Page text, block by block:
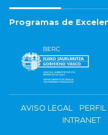
Programas de
AVISO LEGAL
INTRANET